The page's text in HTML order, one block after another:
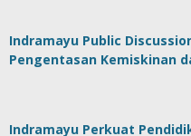
Indramayu Public
Pengentasan Kemiskinan
Indramayu Perkuat